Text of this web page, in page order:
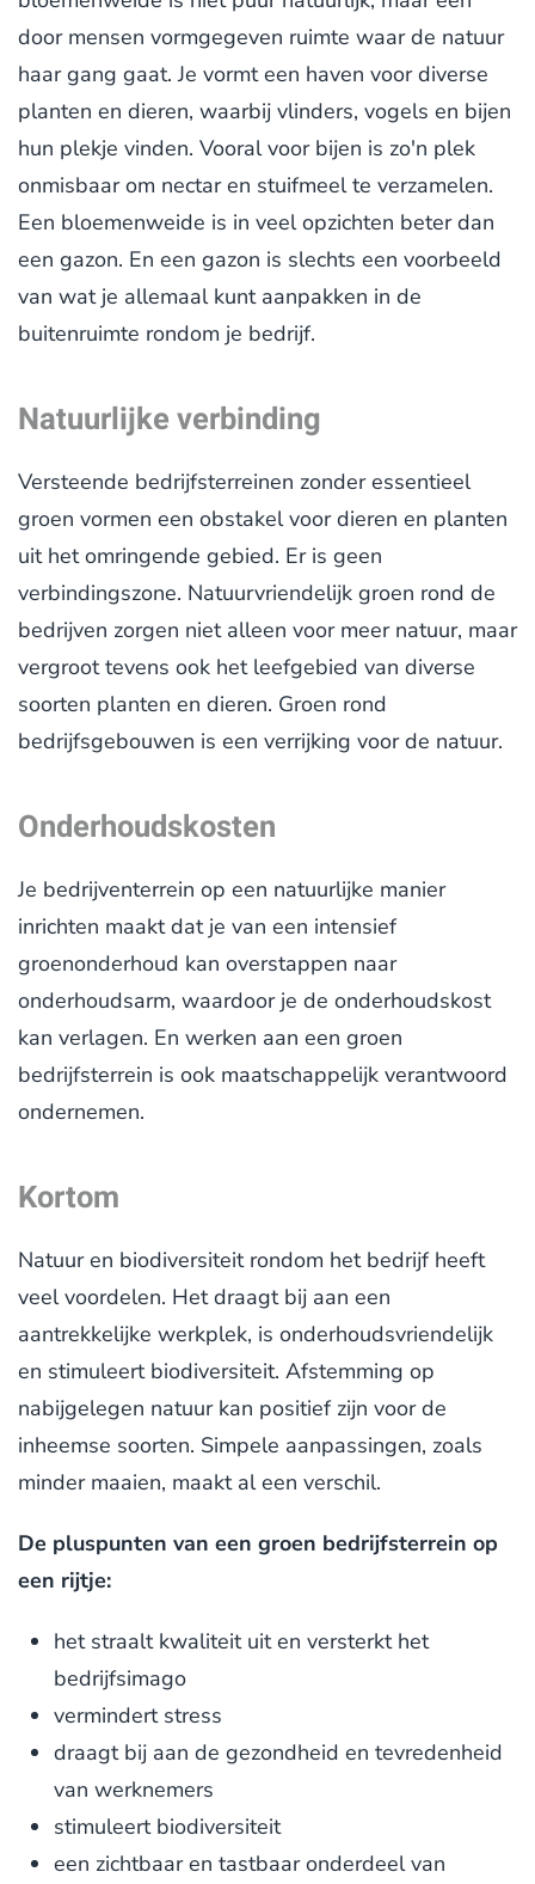
door mensen vormgegeven ruimte waar de natuur
haar gang gaat. Je vormt een haven voor diverse
planten en dieren, waarbij vlinders, vogels en bijen
hun plekje vinden. Vooral voor bijen is zo'n plek
onmisbaar om nectar en stuifmeel te verzamelen.
Een bloemenweide is in veel opzichten beter dan
een gazon. En een gazon is slechts een voorbeeld
van wat je allemaal kunt aanpakken in de
buitenruimte rondom je bedrijf.
Natuurlijke verbinding
Versteende bedrijfsterreinen zonder essentieel
groen vormen een obstakel voor dieren en planten
uit het omringende gebied. Er is geen
verbindingszone. Natuurvriendelijk groen rond de
bedrijven zorgen niet alleen voor meer natuur, maar
vergroot tevens ook het leefgebied van diverse
soorten planten en dieren. Groen rond
bedrijfsgebouwen is een verrijking voor de natuur.
Onderhoudskosten
Je bedrijventerrein op een natuurlijke manier
inrichten maakt dat je van een intensief
groenonderhoud kan overstappen naar
onderhoudsarm, waardoor je de onderhoudskost
kan verlagen. En werken aan een groen
bedrijfsterrein is ook maatschappelijk verantwoord
ondernemen.
Kortom
Natuur en biodiversiteit rondom het bedrijf heeft
veel voordelen. Het draagt bij aan een
aantrekkelijke werkplek, is onderhoudsvriendelijk
en stimuleert biodiversiteit. Afstemming op
nabijgelegen natuur kan positief zijn voor de
inheemse soorten. Simpele aanpassingen, zoals
minder maaien, maakt al een verschil.
De pluspunten van een groen bedrijfsterrein op
een rijtje:
het straalt kwaliteit uit en versterkt het
bedrijfsimago
vermindert stress
draagt bij aan de gezondheid en tevredenheid
van werknemers
stimuleert biodiversiteit
een zichtbaar en tastbaar onderdeel van